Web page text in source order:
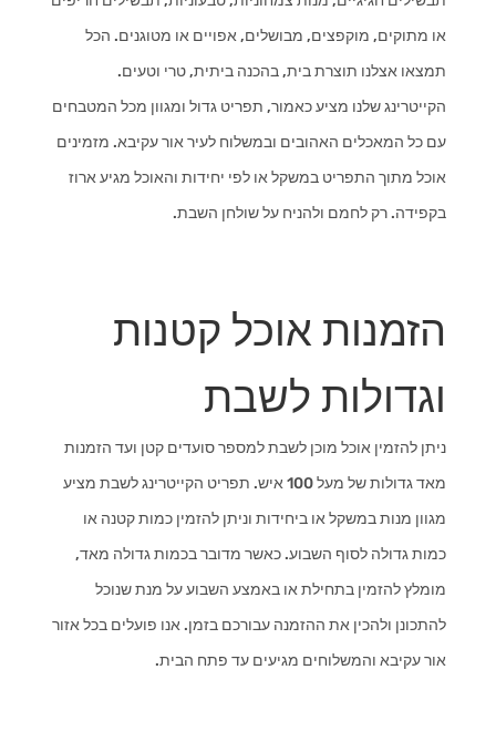
או מתוקים, מוקפצים, מבושלים, אפויים או מטוגנים. הכל
תמצאו אצלנו תוצרת בית, בהכנה ביתית, טרי וטעים.
הקייטרינג שלנו מציע כאמור, תפריט גדול ומגוון מכל המטבחים
עם כל המאכלים האהובים ובמשלוח לעיר אור עקיבא. מזמינים
אוכל מתוך התפריט במשקל או לפי יחידות והאוכל מגיע ארוז
בקפידה. רק לחמם ולהניח על שולחן השבת.
הזמנות אוכל קטנות
וגדולות לשבת
ניתן להזמין אוכל מוכן לשבת למספר סועדים קטן ועד הזמנות
מאד גדולות של מעל 100 איש. תפריט הקייטרינג לשבת מציע
מגוון מנות במשקל או ביחידות וניתן להזמין כמות קטנה או
כמות גדולה לסוף השבוע. כאשר מדובר בכמות גדולה מאד,
מומלץ להזמין בתחילת או באמצע השבוע על מנת שנוכל
להתכונן ולהכין את ההזמנה עבורכם בזמן. אנו פועלים בכל אזור
אור עקיבא והמשלוחים מגיעים עד פתח הבית.